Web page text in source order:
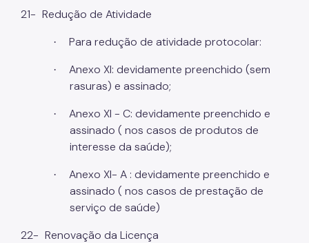
21- Redução de Atividade
· Para redução de atividade protocolar:
·
Anexo XI: devidamente preenchido (sem
rasuras) e assinado;
·
Anexo XI - C: devidamente preenchido e
assinado ( nos casos de produtos de
interesse da saúde);
·
Anexo XI- A : devidamente preenchido e
assinado ( nos casos de prestação de
serviço de saúde)
22- Renovação da Licença